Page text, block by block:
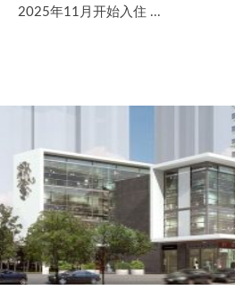
2025年11月开始入住 ...